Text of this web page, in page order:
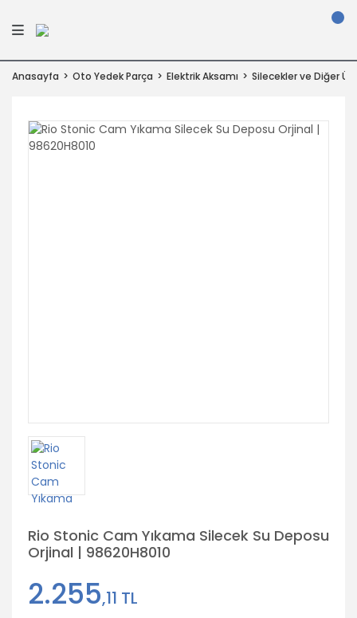
Anasayfa Oto Yedek Parça Elektrik Aksamı Silecekler ve Diğer
Rio Stonic Cam Yıkama Silecek Su Deposu
Orjinal | 98620H8010
2.255,11 TL